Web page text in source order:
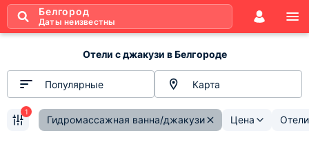
Белгород
Даты неизвестны
Отели с джакузи в Белгороде
Популярные Карта
Гидромассажная ванна/джакузи Цена Отели
1